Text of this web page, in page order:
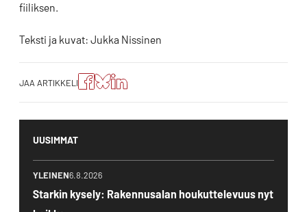
fiiliksen.
Teksti ja kuvat: Jukka Nissinen
JAA ARTIKKELI
Jaa
artikkeli
Facebookissa
Jaa
artikkeli
Blueskyssa
Jako:
Jaa
artikkeli
LinkedIn:ssä
UUSIMMAT
YLEINEN6.8.2026
Starkin kysely: Rakennusalan houkuttelevuus nyt